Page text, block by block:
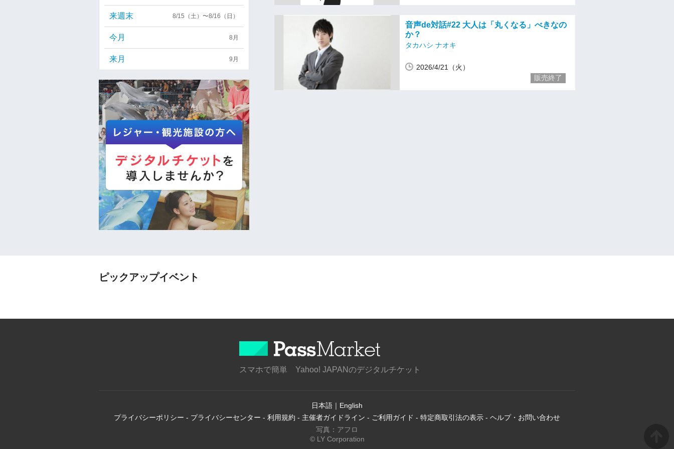
音声de対話#22 大人は「丸くなる」べきなの
か？
タカハシ ナオキ
2026/4/21（火）
販売終了
来週末 8/15（土）〜8/16（日）
今月 8月
来月 9月
ピックアップイベント
スマホで簡単 Yahoo! JAPANのデジタルチケット
日本語 ｜ English
プライバシーポリシー - プライバシーセンター - 利用規約 - 主催者ガイドライン - ご利用ガイド - 特定商取引法の表示 - ヘルプ・お問い合わせ
写真：アフロ
© LY Corporation